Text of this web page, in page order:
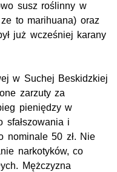
susz roślinny w
to marihuana) oraz
już wcześniej karany
w Suchej Beskidzkiej
zarzuty za
pieniędzy w
sfałszowania i
nominale 50 zł. Nie
narkotyków, co
Mężczyzna